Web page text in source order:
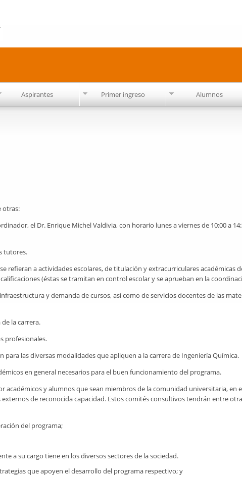
Aspirantes Primer ingreso Alumnos
otras:
el Dr. Enrique Michel Valdivia, con horario lunes a viernes de 10:00 a
tutores.
refieran a actividades escolares, de titulación y extracurriculares académicas
(éstas se tramitan en control escolar y se aprueban en la
y demanda de cursos, así como de servicios docentes de las
la carrera.
profesionales.
las diversas modalidades que apliquen a la carrera de Ingeniería Química.
en general necesarios para el buen funcionamiento del programa.
académicos y alumnos que sean miembros de la comunidad universitaria, en
de reconocida capacidad. Estos comités consultivos tendrán entre
del programa;
cargo tiene en los diversos sectores de la sociedad.
que apoyen el desarrollo del programa respectivo; y